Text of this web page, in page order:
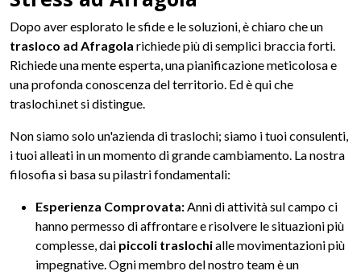
Dopo aver esplorato le sfide e le soluzioni, è chiaro che un
trasloco ad Afragola richiede più di semplici braccia forti.
Richiede una mente esperta, una pianificazione meticolosa e
una profonda conoscenza del territorio. Ed è qui che
traslochi.net si distingue.
Non siamo solo un'azienda di traslochi; siamo i tuoi consulenti,
i tuoi alleati in un momento di grande cambiamento. La nostra
filosofia si basa su pilastri fondamentali:
Esperienza Comprovata:Anni di attività sul campo ci
hanno permesso di affrontare e risolvere le situazioni più
complesse, dai piccoli traslochialle movimentazioni più
impegnative. Ogni membro del nostro team è un